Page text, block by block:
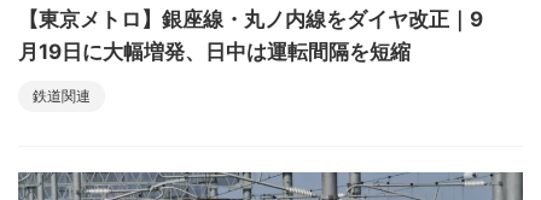
【東京メトロ】銀座線・丸ノ内線をダイヤ改正｜9
月19日に大幅増発、日中は運転間隔を短縮
鉄道関連